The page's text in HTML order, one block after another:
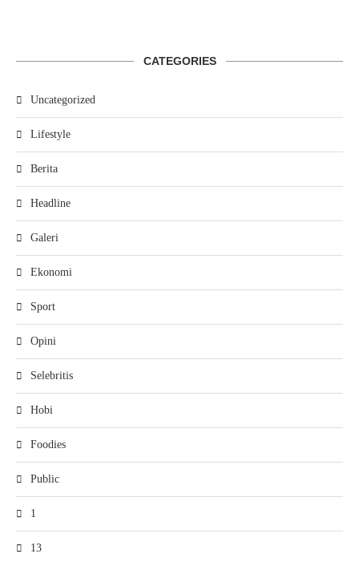
CATEGORIES
Uncategorized
Lifestyle
Berita
Headline
Galeri
Ekonomi
Sport
Opini
Selebritis
Hobi
Foodies
Public
1
13